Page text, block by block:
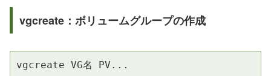
vgcreate：ボリュームグループの作成
vgcreate VG名 PV...